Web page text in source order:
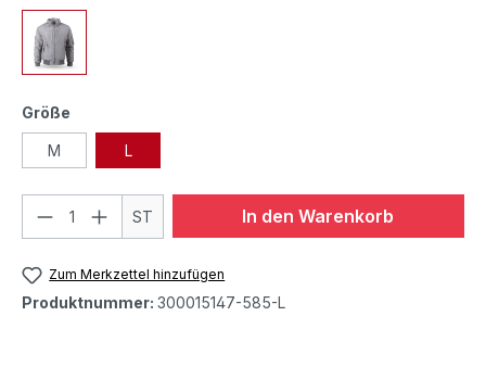
Größe
M L
ST In den Warenkorb
Zum Merkzettel hinzufügen
Produktnummer: 300015147-585-L